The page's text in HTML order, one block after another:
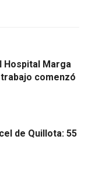
Hospital Marga
comenzó
de Quillota: 55